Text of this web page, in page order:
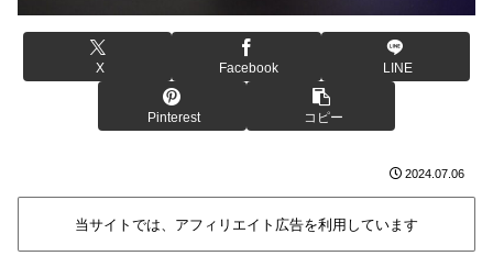
X Facebook LINE
Pinterest コピー
2024.07.06
当サイトでは、アフィリエイト広告を利用しています